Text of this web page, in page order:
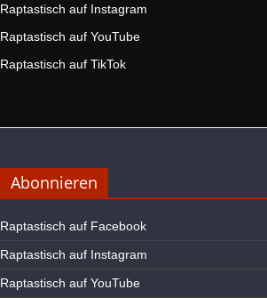
Raptastisch auf Instagram
Raptastisch auf YouTube
Raptastisch auf TikTok
Abonnieren
Raptastisch auf Facebook
Raptastisch auf Instagram
Raptastisch auf YouTube